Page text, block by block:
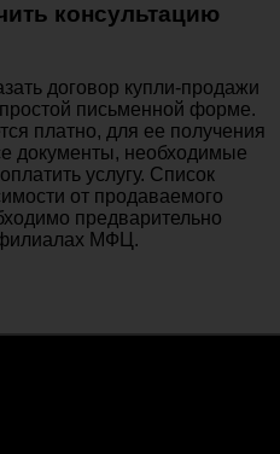
консультацию
договор купли-продажи
письменной форме.
платно, для ее получения
документы, необходимые
услугу. Список
от продаваемого
предварительно
филиалах МФЦ.